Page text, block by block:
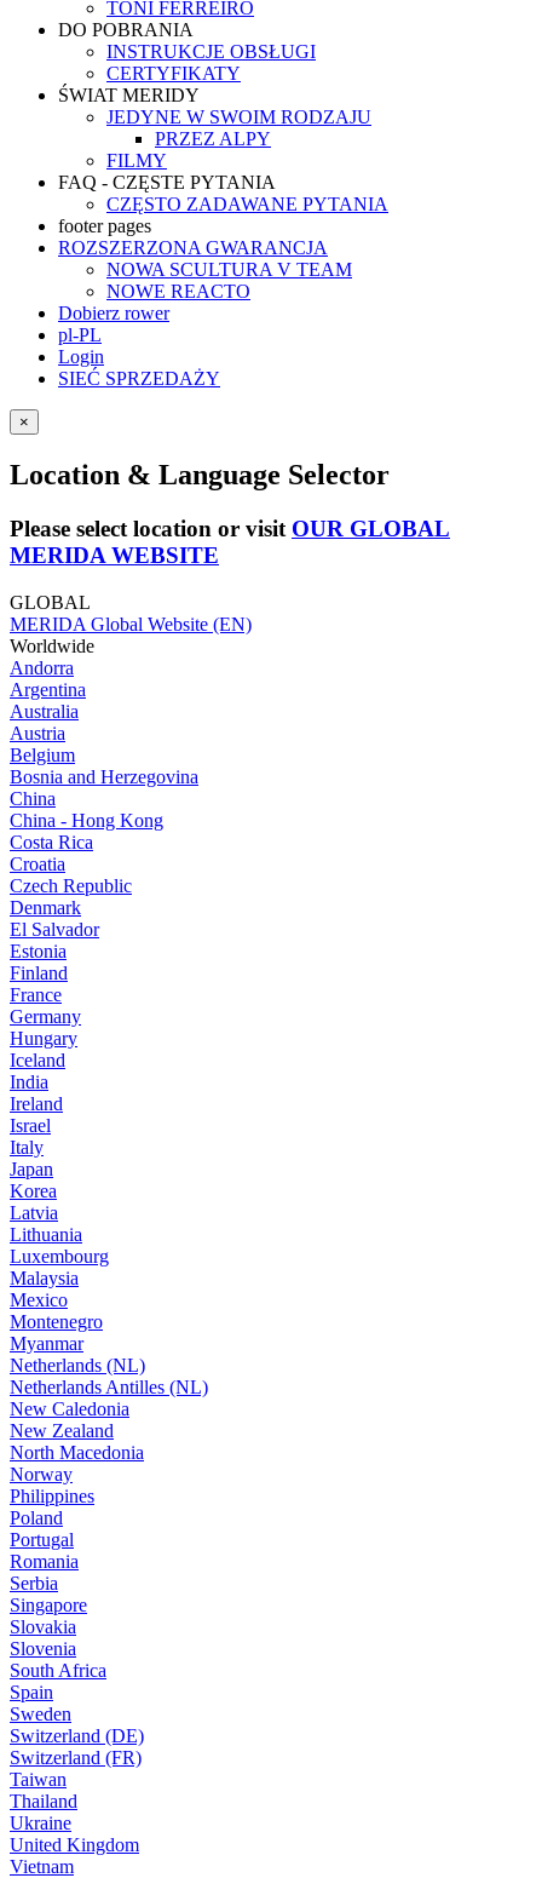
TONI FERREIRO
DO POBRANIA
INSTRUKCJE OBSŁUGI
CERTYFIKATY
ŚWIAT MERIDY
JEDYNE W SWOIM RODZAJU
PRZEZ ALPY
FILMY
FAQ - CZĘSTE PYTANIA
CZĘSTO ZADAWANE PYTANIA
footer pages
ROZSZERZONA GWARANCJA
NOWA SCULTURA V TEAM
NOWE REACTO
Dobierz rower
pl-PL
Login
SIEĆ SPRZEDAŻY
×
Location & Language Selector
Please select location or visit OUR GLOBAL
MERIDA WEBSITE
GLOBAL
MERIDA Global Website (EN)
Worldwide
Andorra
Argentina
Australia
Austria
Belgium
Bosnia and Herzegovina
China
China - Hong Kong
Costa Rica
Croatia
Czech Republic
Denmark
El Salvador
Estonia
Finland
France
Germany
Hungary
Iceland
India
Ireland
Israel
Italy
Japan
Korea
Latvia
Lithuania
Luxembourg
Malaysia
Mexico
Montenegro
Myanmar
Netherlands (NL)
Netherlands Antilles (NL)
New Caledonia
New Zealand
North Macedonia
Norway
Philippines
Poland
Portugal
Romania
Serbia
Singapore
Slovakia
Slovenia
South Africa
Spain
Sweden
Switzerland (DE)
Switzerland (FR)
Taiwan
Thailand
Ukraine
United Kingdom
Vietnam